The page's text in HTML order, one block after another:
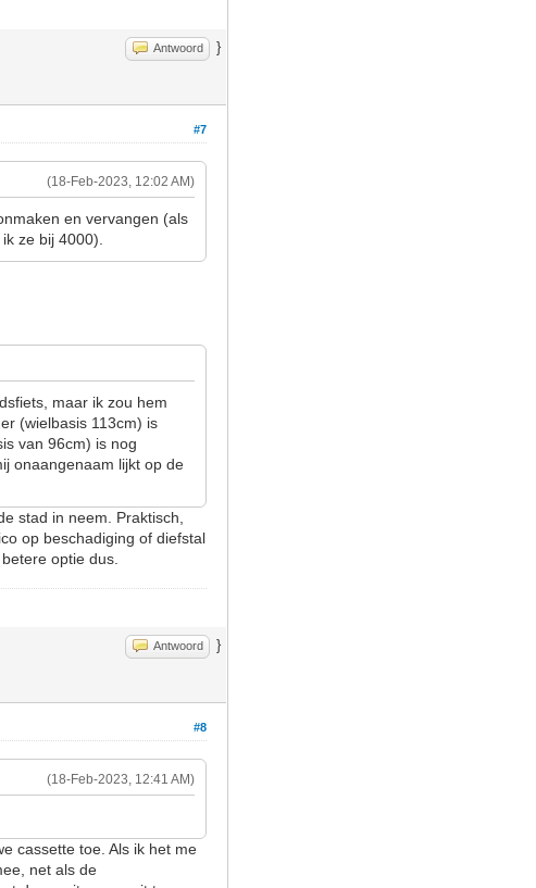
Antwoord }
#7
(18-Feb-2023, 12:02 AM)
en vervangen (als
ze bij 4000).
maar ik zou hem
(wielbasis 113cm) is
van 96cm) is nog
onaangenaam lijkt op de
stad in neem. Praktisch,
op beschadiging of diefstal
optie dus.
Antwoord }
#8
(18-Feb-2023, 12:41 AM)
cassette toe. Als ik het me
net als de